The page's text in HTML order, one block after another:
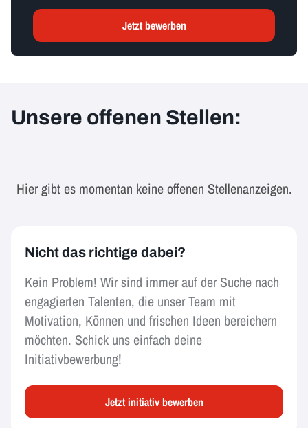
Jetzt bewerben
Unsere offenen Stellen:
Hier gibt es momentan keine offenen Stellenanzeigen.
Nicht das richtige dabei?
Kein Problem! Wir sind immer auf der Suche nach
engagierten Talenten, die unser Team mit
Motivation, Können und frischen Ideen bereichern
möchten. Schick uns einfach deine
Initiativbewerbung!
Jetzt initiativ bewerben